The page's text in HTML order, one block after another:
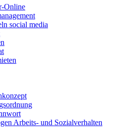
Online
social media
Arbeits- und Sozialverhalten